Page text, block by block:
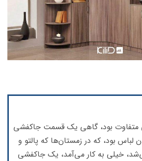
متفاوت بود، گاهی یک قسمت جاکفشی
لباس بود، که در زمستان‌ها که پالتو و
خیلی به کار می‌آمد، یک جاکفشی